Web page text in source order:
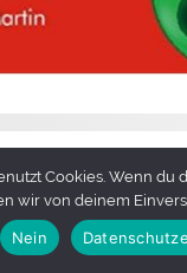
Cookies. Wenn du
wir von deinem
Nein